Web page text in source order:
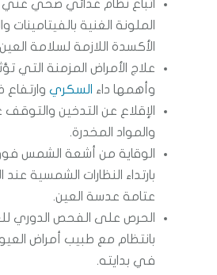
اتباع نظام غذائي صحي غني
الملونة الغنية بالفيتامينات
الأكسدة اللازمة لسلامة
علاج الأمراض المزمنة التي
وأهمها داء السكري
الإقلاع عن التدخين
والمواد المخدرة.
الوقاية من أشعة الشمس
بارتداء النظارات الشمسية
عتامة عدسة العين.
الحرص على الفحص الدوري
بانتظام مع طبيب أمراض
في بدايته.